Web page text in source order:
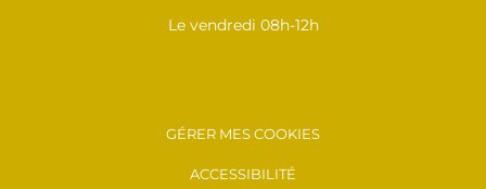
Le vendredi 08h-12h
GÉRER MES COOKIES
ACCESSIBILITÉ